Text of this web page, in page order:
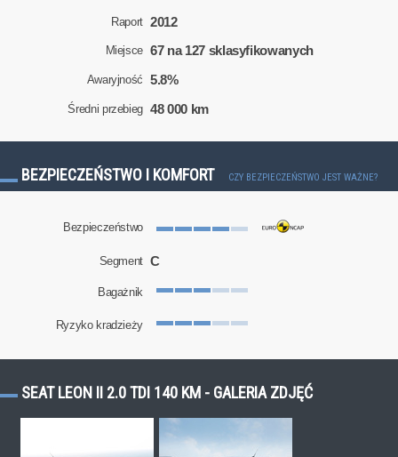
Raport 2012
Miejsce 67 na 127 sklasyfikowanych
Awaryjność 5.8%
Średni przebieg 48 000 km
BEZPIECZEŃSTWO I KOMFORT CZY BEZPIECZEŃSTWO JEST WAŻNE?
Bezpieczeństwo
Segment C
Bagażnik
Ryzyko kradzieży
SEAT LEON II 2.0 TDI 140 KM - GALERIA ZDJĘĆ